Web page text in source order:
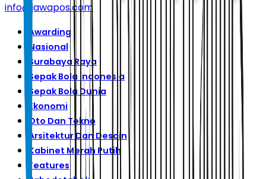
info@jawapos.com
Awarding
Nasional
Surabaya Raya
Sepak Bola Indonesia
Sepak Bola Dunia
Ekonomi
Oto Dan Tekno
Arsitektur Dan Desain
Kabinet Merah Putih
Features